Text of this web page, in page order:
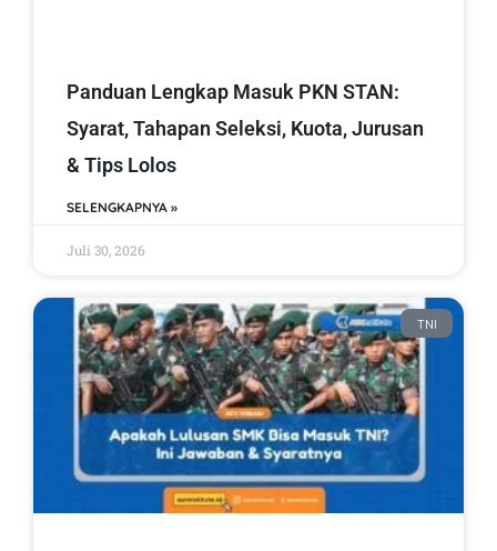
Panduan Lengkap Masuk PKN STAN:
Syarat, Tahapan Seleksi, Kuota, Jurusan
& Tips Lolos
SELENGKAPNYA »
Juli 30, 2026
TNI